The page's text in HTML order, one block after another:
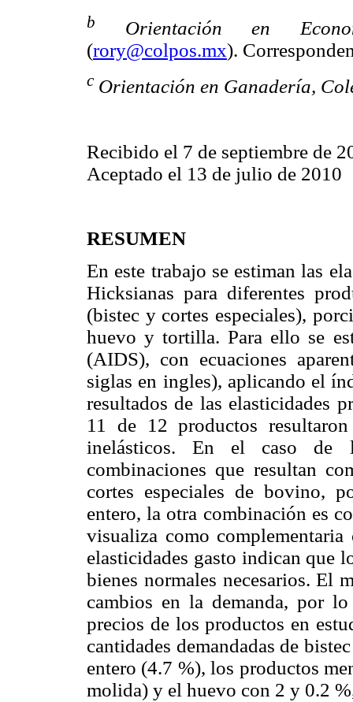
b
Orientación en
(rory@colpos.mx).
c Orientación en Ganadería,
Recibido el 7 de septiembre de
Aceptado el 13 de julio de 2010
RESUMEN
En este trabajo se estiman las
Hicksianas para diferentes
(bistec y cortes especiales),
huevo y tortilla. Para ello se
(AIDS), con ecuaciones
siglas en ingles), aplicando el
resultados de las elasticidades
11 de 12 productos
inelásticos. En el caso de
combinaciones que resultan
cortes especiales de bovino,
entero, la otra combinación es
visualiza como
elasticidades gasto indican que
bienes normales necesarios. El
cambios en la demanda, por
precios de los productos en
cantidades demandadas de
entero (4.7 %), los productos
molida) y el huevo con 2 y 0.2